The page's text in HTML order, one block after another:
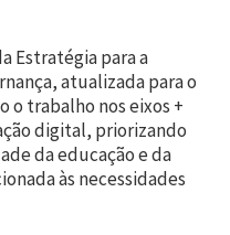
Estratégia para a
atualizada para o
o trabalho nos eixos +
digital, priorizando
da educação e da
às necessidades